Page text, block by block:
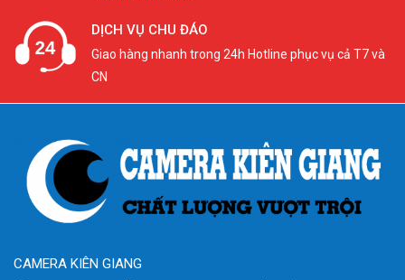
DỊCH VỤ CHU ĐÁO
Giao hàng nhanh trong 24h Hotline phục vụ cả T7 và
CN
CAMERA KIÊN GIANG